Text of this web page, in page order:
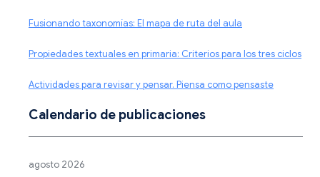
Fusionando taxonomías: El mapa de ruta del aula
Propiedades textuales en primaria: Criterios para los tres ciclos
Actividades para revisar y pensar. Piensa como pensaste
Calendario de publicaciones
agosto 2026